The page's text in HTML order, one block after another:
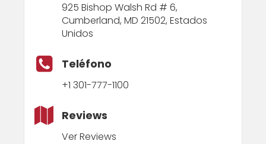
925 Bishop Walsh Rd # 6,
Cumberland, MD 21502, Estados
Unidos
Teléfono
+1 301-777-1100
Reviews
Ver Reviews